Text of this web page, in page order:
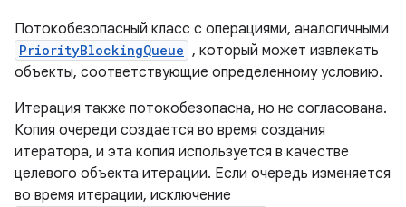
Потокобезопасный класс с операциями, аналогичными
PriorityBlockingQueue , который может извлекать
объекты, соответствующие определенному условию.
Итерация также потокобезопасна, но не согласована.
Копия очереди создается во время создания
итератора, и эта копия используется в качестве
целевого объекта итерации. Если очередь изменяется
во время итерации, исключение